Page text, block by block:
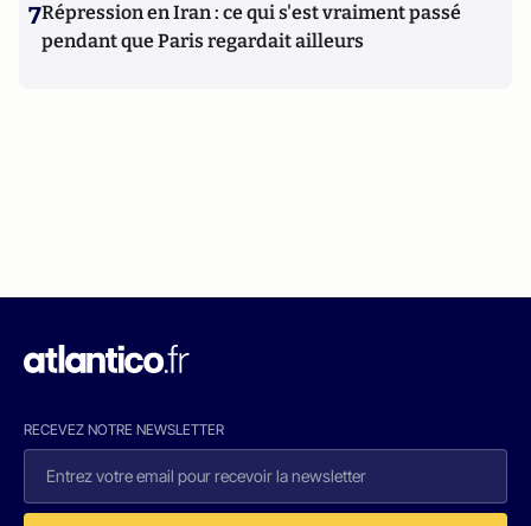
7Répression en Iran : ce qui s'est vraiment passé
pendant que Paris regardait ailleurs
RECEVEZ NOTRE NEWSLETTER